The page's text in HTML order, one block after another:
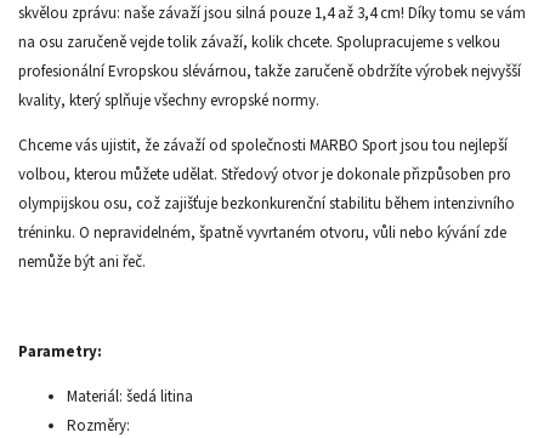
skvělou zprávu: naše závaží jsou silná pouze 1,4 až 3,4 cm! Díky tomu se vám
na osu zaručeně vejde tolik závaží, kolik chcete. Spolupracujeme s velkou
profesionální Evropskou slévárnou, takže zaručeně obdržíte výrobek nejvyšší
kvality, který splňuje všechny evropské normy.
Chceme vás ujistit, že závaží od společnosti MARBO Sport jsou tou nejlepší
volbou, kterou můžete udělat. Středový otvor je dokonale přizpůsoben pro
olympijskou osu, což zajišťuje bezkonkurenční stabilitu během intenzivního
tréninku. O nepravidelném, špatně vyvrtaném otvoru, vůli nebo kývání zde
nemůže být ani řeč.
Parametry:
Materiál: šedá litina
Rozměry: